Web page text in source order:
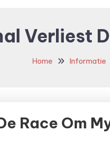
Verliest
Home Informatie
Race Om